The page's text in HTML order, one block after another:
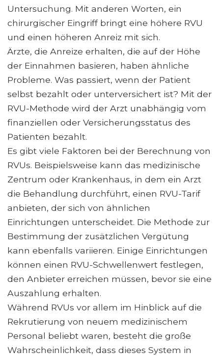
Untersuchung. Mit anderen Worten, ein
chirurgischer Eingriff bringt eine höhere RVU
und einen höheren Anreiz mit sich.
Ärzte, die Anreize erhalten, die auf der Höhe
der Einnahmen basieren, haben ähnliche
Probleme. Was passiert, wenn der Patient
selbst bezahlt oder unterversichert ist? Mit der
RVU-Methode wird der Arzt unabhängig vom
finanziellen oder Versicherungsstatus des
Patienten bezahlt.
Es gibt viele Faktoren bei der Berechnung von
RVUs. Beispielsweise kann das medizinische
Zentrum oder Krankenhaus, in dem ein Arzt
die Behandlung durchführt, einen RVU-Tarif
anbieten, der sich von ähnlichen
Einrichtungen unterscheidet. Die Methode zur
Bestimmung der zusätzlichen Vergütung
kann ebenfalls variieren. Einige Einrichtungen
können einen RVU-Schwellenwert festlegen,
den Anbieter erreichen müssen, bevor sie eine
Auszahlung erhalten.
Während RVUs vor allem im Hinblick auf die
Rekrutierung von neuem medizinischem
Personal beliebt waren, besteht die große
Wahrscheinlichkeit, dass dieses System in